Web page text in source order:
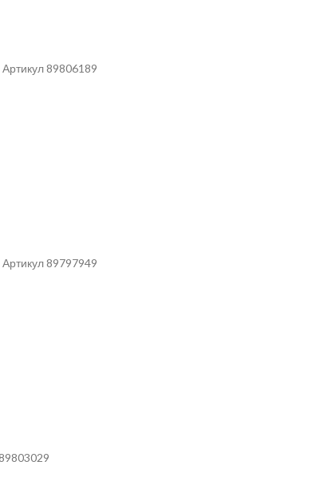
89806189
89797949